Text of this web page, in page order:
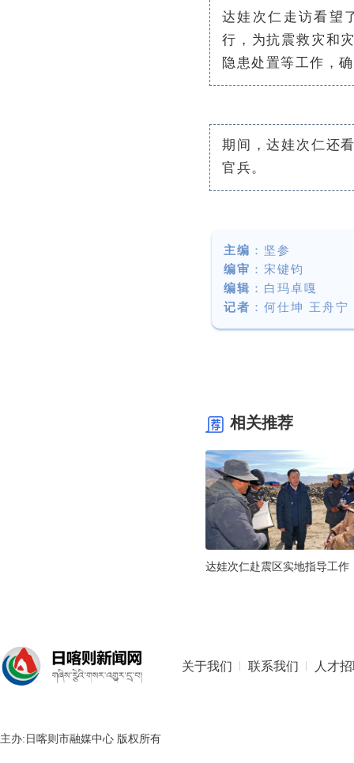
达娃次仁走访看望
行，为抗震救灾和
隐患处置等工作，
期间，达娃次仁还
官兵。
主编 ：坚参
编审 ：宋键钧
编辑 ：白玛卓嘎
记者 ： 何仕坤 王舟宁
相关推荐
达娃次仁赴震区实地指导工作
关于我们 联系我们 人才
主办:日喀则市融媒中心 版权所有